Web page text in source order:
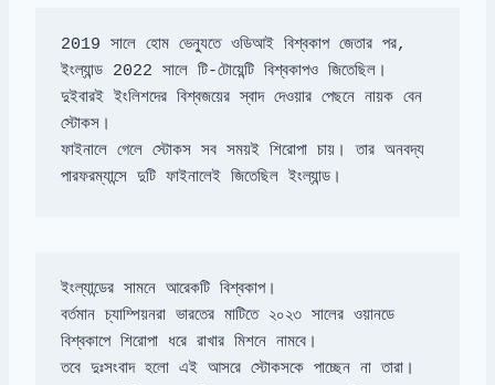
2019 সালে হোম ভেন্যুতে ওডিআই বিশ্বকাপ জেতার পর,
দুইবারই ইংলিশদের বিশ্বজয়ের স্বাদ দেওয়ার পেছনে নায়ক বেন
ফাইনালে গেলে স্টোকস সব সময়ই শিরোপা চায়। তার অনবদ্য
পারফরম্যান্সে দুটি ফাইনালেই জিতেছিল ইংল্যান্ড।
বর্তমান চ্যাম্পিয়নরা ভারতের মাটিতে ২০২৩ সালের ওয়ানডে